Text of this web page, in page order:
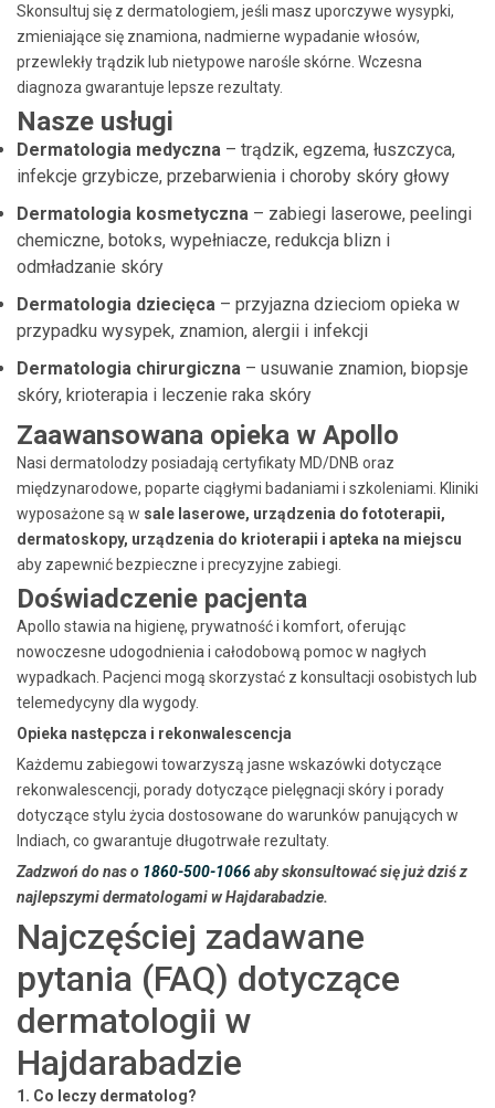
Skonsultuj się z dermatologiem, jeśli masz uporczywe wysypki,
zmieniające się znamiona, nadmierne wypadanie włosów,
przewlekły trądzik lub nietypowe narośle skórne. Wczesna
diagnoza gwarantuje lepsze rezultaty.
Nasze usługi
Dermatologia medyczna – trądzik, egzema, łuszczyca,
infekcje grzybicze, przebarwienia i choroby skóry głowy
Dermatologia kosmetyczna – zabiegi laserowe, peelingi
chemiczne, botoks, wypełniacze, redukcja blizn i
odmładzanie skóry
Dermatologia dziecięca – przyjazna dzieciom opieka w
przypadku wysypek, znamion, alergii i infekcji
Dermatologia chirurgiczna – usuwanie znamion, biopsje
skóry, krioterapia i leczenie raka skóry
Zaawansowana opieka w Apollo
Nasi dermatolodzy posiadają certyfikaty MD/DNB oraz
międzynarodowe, poparte ciągłymi badaniami i szkoleniami. Kliniki
wyposażone są w sale laserowe, urządzenia do fototerapii,
dermatoskopy, urządzenia do krioterapii i apteka na miejscu
aby zapewnić bezpieczne i precyzyjne zabiegi.
Doświadczenie pacjenta
Apollo stawia na higienę, prywatność i komfort, oferując
nowoczesne udogodnienia i całodobową pomoc w nagłych
wypadkach. Pacjenci mogą skorzystać z konsultacji osobistych lub
telemedycyny dla wygody.
Opieka następcza i rekonwalescencja
Każdemu zabiegowi towarzyszą jasne wskazówki dotyczące
rekonwalescencji, porady dotyczące pielęgnacji skóry i porady
dotyczące stylu życia dostosowane do warunków panujących w
Indiach, co gwarantuje długotrwałe rezultaty.
Zadzwoń do nas o 1860-500-1066aby skonsultować się już dziś z
najlepszymi dermatologami w Hajdarabadzie.
Najczęściej zadawane
pytania (FAQ) dotyczące
dermatologii w
Hajdarabadzie
1. Co leczy dermatolog?